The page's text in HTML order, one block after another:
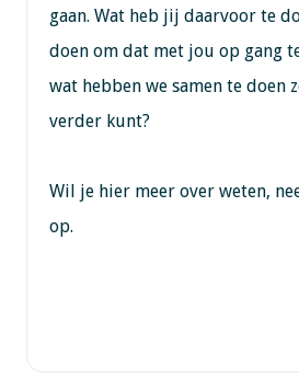
gaan. Wat heb jij daarvoor te
doen om dat met jou op gang
wat hebben we samen te doen
verder kunt?
Wil je hier meer over weten,
op.